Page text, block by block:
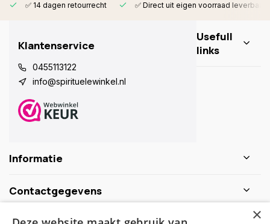
✅ 14 dagen retourrecht ✅ Direct uit eigen voorraad leverbaar
Klantenservice
0455113122
info@spirituelewinkel.nl
Usefull
links
Informatie
Contactgegevens
×